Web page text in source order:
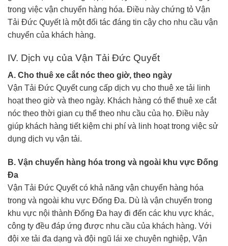
trong việc vận chuyển hàng hóa. Điều này chứng tỏ Vận
Tải Đức Quyết là một đối tác đáng tin cậy cho nhu cầu vận
chuyển của khách hàng.
IV. Dịch vụ của Vận Tải Đức Quyết
A. Cho thuê xe cắt nóc theo giờ, theo ngày
Vận Tải Đức Quyết cung cấp dịch vụ cho thuê xe tải linh
hoạt theo giờ và theo ngày. Khách hàng có thể thuê xe cắt
nóc theo thời gian cụ thể theo nhu cầu của họ. Điều này
giúp khách hàng tiết kiệm chi phí và linh hoạt trong việc sử
dụng dịch vụ vận tải.
B. Vận chuyển hàng hóa trong và ngoài khu vực Đống
Đa
Vận Tải Đức Quyết có khả năng vận chuyển hàng hóa
trong và ngoài khu vực Đống Đa. Dù là vận chuyển trong
khu vực nội thành Đống Đa hay đi đến các khu vực khác,
công ty đều đáp ứng được nhu cầu của khách hàng. Với
đội xe tải đa dạng và đội ngũ lái xe chuyên nghiệp, Vận